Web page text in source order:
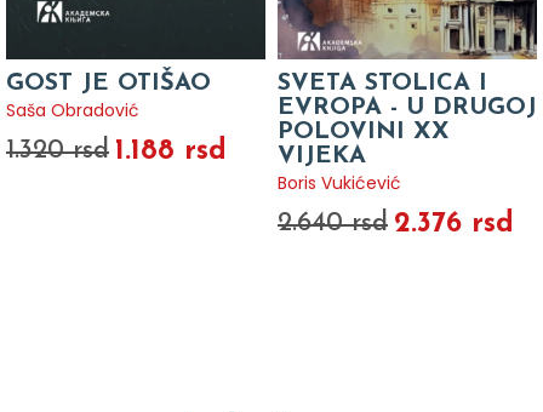
GOST JE OTIŠAO
Saša Obradović
1.320 rsd 1.188 rsd
SVETA STOLICA I
EVROPA - U DRUGOJ
POLOVINI XX
VIJEKA
Boris Vukićević
2.640 rsd 2.376 rsd